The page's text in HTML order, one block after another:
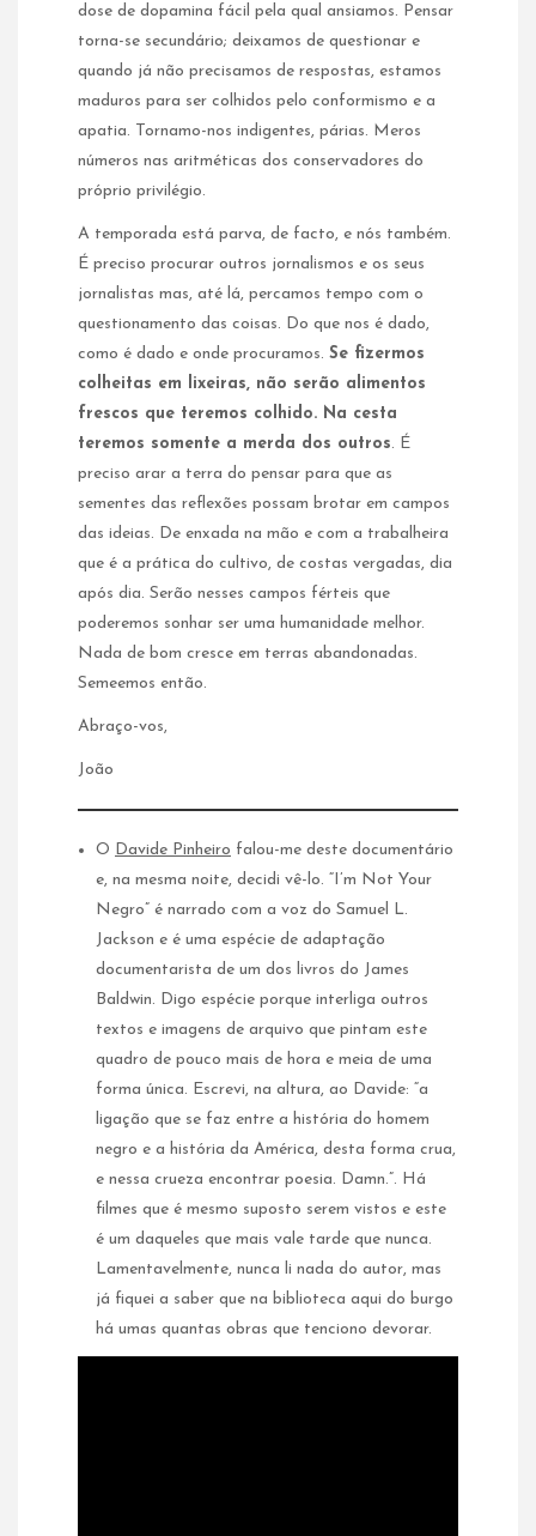
dose de dopamina fácil pela qual ansiamos. Pensar
torna-se secundário; deixamos de questionar e
quando já não precisamos de respostas, estamos
maduros para ser colhidos pelo conformismo e a
apatia. Tornamo-nos indigentes, párias. Meros
números nas aritméticas dos conservadores do
próprio privilégio.
A temporada está parva, de facto, e nós também.
É preciso procurar outros jornalismos e os seus
jornalistas mas, até lá, percamos tempo com o
questionamento das coisas. Do que nos é dado,
como é dado e onde procuramos. Se fizermos
colheitas em lixeiras, não serão alimentos
frescos que teremos colhido. Na cesta
teremos somente a merda dos outros. É
preciso arar a terra do pensar para que as
sementes das reflexões possam brotar em campos
das ideias. De enxada na mão e com a trabalheira
que é a prática do cultivo, de costas vergadas, dia
após dia. Serão nesses campos férteis que
poderemos sonhar ser uma humanidade melhor.
Nada de bom cresce em terras abandonadas.
Semeemos então.
Abraço-vos,
João
O Davide Pinheiro falou-me deste documentário
e, na mesma noite, decidi vê-lo. “I’m Not Your
Negro” é narrado com a voz do Samuel L.
Jackson e é uma espécie de adaptação
documentarista de um dos livros do James
Baldwin. Digo espécie porque interliga outros
textos e imagens de arquivo que pintam este
quadro de pouco mais de hora e meia de uma
forma única. Escrevi, na altura, ao Davide: “a
ligação que se faz entre a história do homem
negro e a história da América, desta forma crua,
e nessa crueza encontrar poesia. Damn.”. Há
filmes que é mesmo suposto serem vistos e este
é um daqueles que mais vale tarde que nunca.
Lamentavelmente, nunca li nada do autor, mas
já fiquei a saber que na biblioteca aqui do burgo
há umas quantas obras que tenciono devorar.